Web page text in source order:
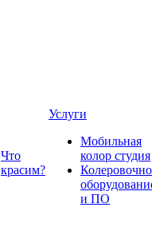
Что
красим?
Услуги
Мобильная
колор студия
и ПО